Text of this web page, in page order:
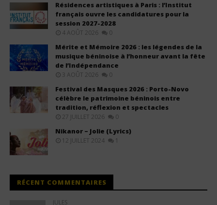
Résidences artistiques à Paris : l’Institut
français ouvre les candidatures pour la
session 2027-2028
4 AOÛT 2026 0
Mérite et Mémoire 2026 : les légendes de la
musique béninoise à l’honneur avant la fête
de l’Indépendance
3 AOÛT 2026 0
Festival des Masques 2026 : Porto-Novo
célèbre le patrimoine béninois entre
tradition, réflexion et spectacles
27 JUILLET 2026 0
Nikanor – Jolie (Lyrics)
12 JUILLET 2024 1
RÉCENT COMMENTAIRES
JULES